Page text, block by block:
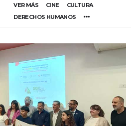
VER MÁS CINE
CULTURA
DERECHOS HUMANOS